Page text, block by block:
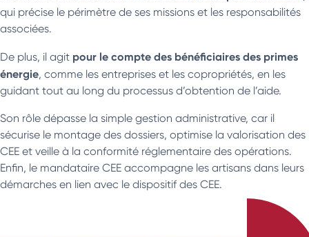
qui précise le périmètre de ses missions et les responsabilités
associées.
De plus, il agit pour le compte des bénéficiaires des primes
énergie, comme les entreprises et les copropriétés, en les
guidant tout au long du processus d’obtention de l’aide.
Son rôle dépasse la simple gestion administrative, car il
sécurise le montage des dossiers, optimise la valorisation des
CEE et veille à la conformité réglementaire des opérations.
Enfin, le mandataire CEE accompagne les artisans dans leurs
démarches en lien avec le dispositif des CEE.